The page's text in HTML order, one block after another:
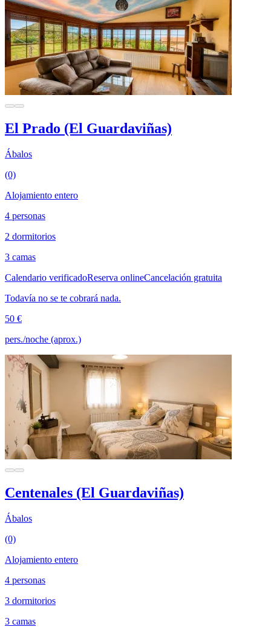
El Prado (El Guardaviñas)
Ábalos
(0)
Alojamiento entero
4 personas
2 dormitorios
3 camas
Calendario verificadoReserva onlineCancelación gratuita
Todavía no se te cobrará nada.
50 €
pers./noche (aprox.)
Centenales (El Guardaviñas)
Ábalos
(0)
Alojamiento entero
4 personas
3 dormitorios
3 camas